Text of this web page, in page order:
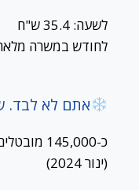
לשעה: 35.4 ש"ח
לחודש במשרה מלאה: 6,443
אתם לא לבד.
(ינור 2024)